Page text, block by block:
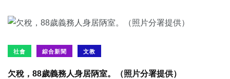
社會 綜合新聞 文教
欠稅，88歲義務人身居陃室。（照片分署提供）